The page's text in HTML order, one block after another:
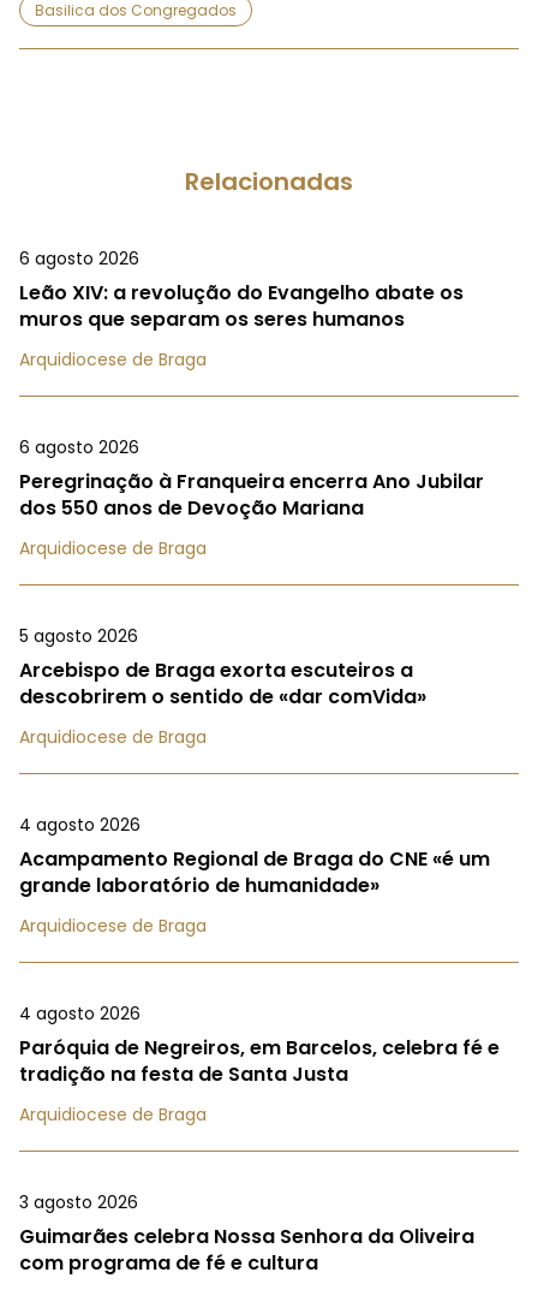
Basilica dos Congregados
Relacionadas
6 agosto 2026
Leão XIV: a revolução do Evangelho abate os
muros que separam os seres humanos
Arquidiocese de Braga
6 agosto 2026
Peregrinação à Franqueira encerra Ano Jubilar
dos 550 anos de Devoção Mariana
Arquidiocese de Braga
5 agosto 2026
Arcebispo de Braga exorta escuteiros a
descobrirem o sentido de «dar comVida»
Arquidiocese de Braga
4 agosto 2026
Acampamento Regional de Braga do CNE «é um
grande laboratório de humanidade»
Arquidiocese de Braga
4 agosto 2026
Paróquia de Negreiros, em Barcelos, celebra fé e
tradição na festa de Santa Justa
Arquidiocese de Braga
3 agosto 2026
Guimarães celebra Nossa Senhora da Oliveira
com programa de fé e cultura